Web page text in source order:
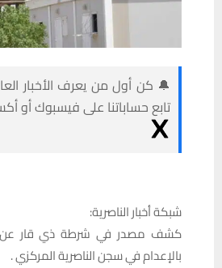
🔔 كن أول من يعرف الأخبار
تابع حساباتنا على فيسبوك أو
شبكة أخبار الناصرية:
كشف مصدر في شرطة ذي قار عن
بالإعدام في سجن الناصرية المركزي .